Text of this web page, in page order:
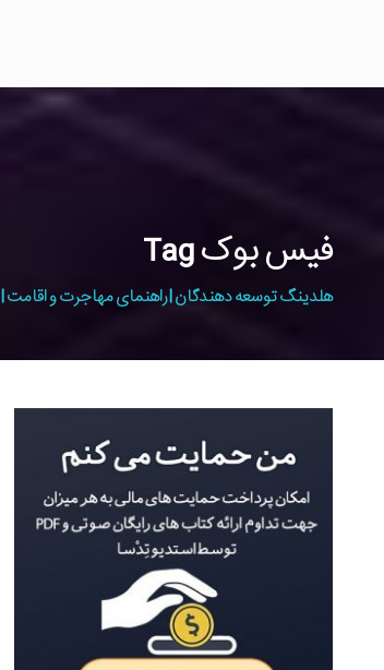
فیس بوک Tag
هلدینگ توسعه دهندگان | راهنمای مهاجرت و